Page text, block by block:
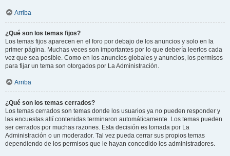
Arriba
¿Qué son los temas fijos?
Los temas fijos aparecen en el foro por debajo de los anuncios y solo en la
primer página. Muchas veces son importantes por lo que debería leerlos cada
vez que sea posible. Como en los anuncios globales y anuncios, los permisos
para fijar un tema son otorgados por La Administración.
Arriba
¿Qué son los temas cerrados?
Los temas cerrados son temas donde los usuarios ya no pueden responder y
las encuestas allí contenidas terminaron automáticamente. Los temas pueden
ser cerrados por muchas razones. Esta decisión es tomada por La
Administración o un moderador. Tal vez pueda cerrar sus propios temas
dependiendo de los permisos que le hayan concedido los administradores.